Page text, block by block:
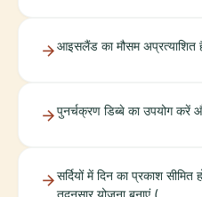
आइसलैंड का मौसम अप्रत्याशित
पुनर्चक्रण डिब्बे का उपयोग करें
सर्दियों में दिन का प्रकाश सीमित
तदनुसार योजना बनाएं (